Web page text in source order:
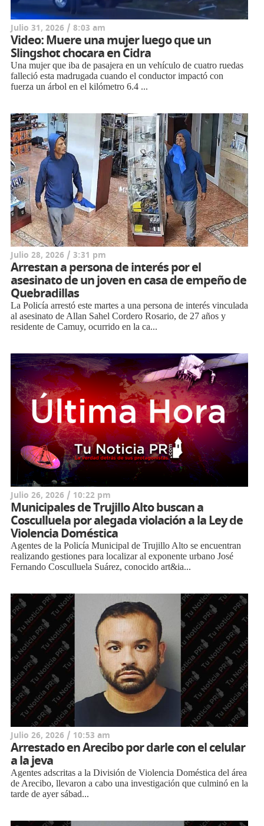
Julio 31, 2026 / 8:03 am
Video: Muere una mujer luego que un
Slingshot chocara en Cidra
Una mujer que iba de pasajera en un vehículo de cuatro ruedas
falleció esta madrugada cuando el conductor impactó con
fuerza un árbol en el kilómetro 6.4 ...
Julio 28, 2026 / 3:31 pm
Arrestan a persona de interés por el
asesinato de un joven en casa de empeño de
Quebradillas
La Policía arrestó este martes a una persona de interés vinculada
al asesinato de Allan Sahel Cordero Rosario, de 27 años y
residente de Camuy, ocurrido en la ca...
Julio 26, 2026 / 10:22 pm
Municipales de Trujillo Alto buscan a
Cosculluela por alegada violación a la Ley de
Violencia Doméstica
Agentes de la Policía Municipal de Trujillo Alto se encuentran
realizando gestiones para localizar al exponente urbano José
Fernando Cosculluela Suárez, conocido art&ia...
Julio 26, 2026 / 10:53 am
Arrestado en Arecibo por darle con el celular
a la jeva
Agentes adscritas a la División de Violencia Doméstica del área
de Arecibo, llevaron a cabo una investigación que culminó en la
tarde de ayer sábad...